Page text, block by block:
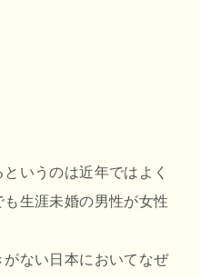
いうのは近年ではよく
生涯未婚の男性が女性
ない日本においてなぜ